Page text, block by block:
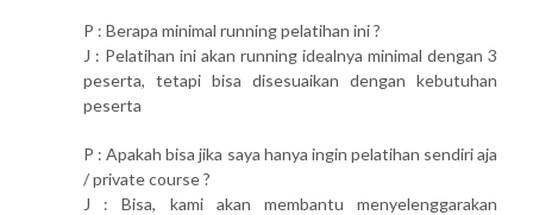
P : Berapa minimal running pelatihan ini ?
J : Pelatihan ini akan running idealnya minimal dengan 3
peserta, tetapi bisa disesuaikan dengan kebutuhan
peserta
P : Apakah bisa jika saya hanya ingin pelatihan sendiri aja
/ private course ?
J : Bisa, kami akan membantu menyelenggarakan